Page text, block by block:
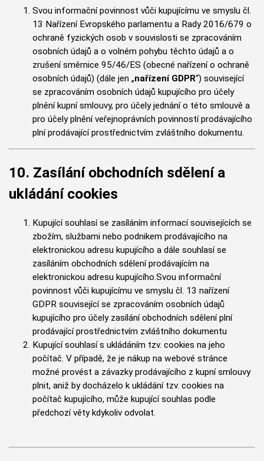
Svou informační povinnost vůči kupujícímu ve smyslu čl.
13 Nařízení Evropského parlamentu a Rady 2016/679 o
ochraně fyzických osob v souvislosti se zpracováním
osobních údajů a o volném pohybu těchto údajů a o
zrušení směrnice 95/46/ES (obecné nařízení o ochraně
osobních údajů) (dále jen „nařízení GDPR“) související
se zpracováním osobních údajů kupujícího pro účely
plnění kupní smlouvy, pro účely jednání o této smlouvě a
pro účely plnění veřejnoprávních povinností prodávajícího
plní prodávající prostřednictvím zvláštního dokumentu.
10. Zasílání obchodních sdělení a
ukládání cookies
Kupující souhlasí se zasíláním informací souvisejících se
zbožím, službami nebo podnikem prodávajícího na
elektronickou adresu kupujícího a dále souhlasí se
zasíláním obchodních sdělení prodávajícím na
elektronickou adresu kupujícího.Svou informační
povinnost vůči kupujícímu ve smyslu čl. 13 nařízení
GDPR související se zpracováním osobních údajů
kupujícího pro účely zasílání obchodních sdělení plní
prodávající prostřednictvím zvláštního dokumentu
Kupující souhlasí s ukládáním tzv. cookies na jeho
počítač. V případě, že je nákup na webové stránce
možné provést a závazky prodávajícího z kupní smlouvy
plnit, aniž by docházelo k ukládání tzv. cookies na
počítač kupujícího, může kupující souhlas podle
předchozí věty kdykoliv odvolat.